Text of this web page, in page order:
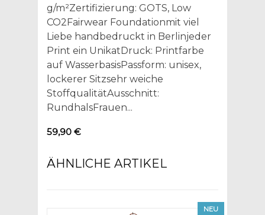
g/m²Zertifizierung: GOTS, Low
CO2Fairwear Foundationmit viel
Liebe handbedruckt in Berlinjeder
Print ein UnikatDruck: Printfarbe
auf WasserbasisPassform: unisex,
lockerer Sitzsehr weiche
StoffqualitätAusschnitt:
RundhalsFrauen...
59,90 €
ÄHNLICHE ARTIKEL
NEU